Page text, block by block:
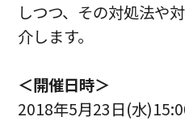
しつつ、その対処法や
介します。
＜開催日時＞
2018年5月23日(水